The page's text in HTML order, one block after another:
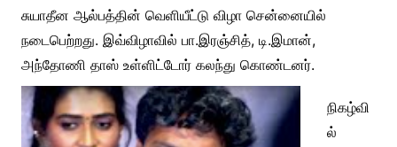
சுயாதீன ஆல்பத்தின் வெளியீட்டு விழா சென்னையில்
நடைபெற்றது. இவ்விழாவில் பா.இரஞ்சித், டி.இமான்,
அந்தோணி தாஸ் உள்ளிட்டோர் கலந்து கொண்டனர்.
நிகழ்வி
ல்